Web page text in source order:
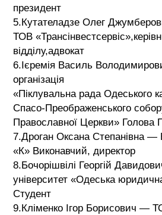
президент
5.Кутателадзе Олег
ТОВ
відділу,адвокат
6.Ієремія Василь
організація
«Піклувальна рада Одеського
Спасо-Преображенського
Православної Церкви» Голова
7.Дроган Оксана Степанівна —
«К» Виконавчий, директор
8.Бочорішвілі Георгій
університет «Одеська
Студент
9.Кліменко Ігор Борисович —